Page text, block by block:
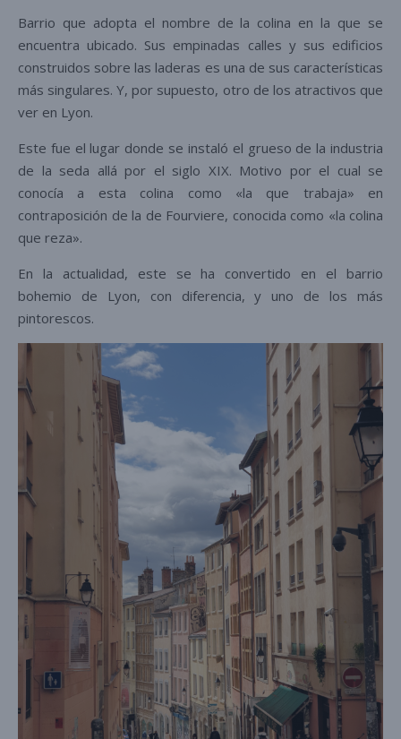
Barrio que adopta el nombre de la colina en la que se
encuentra ubicado. Sus empinadas calles y sus edificios
construidos sobre las laderas es una de sus características
más singulares. Y, por supuesto, otro de los atractivos que
ver en Lyon.
Este fue el lugar donde se instaló el grueso de la industria
de la seda allá por el siglo XIX. Motivo por el cual se
conocía a esta colina como «la que trabaja» en
contraposición de la de Fourviere, conocida como «la colina
que reza».
En la actualidad, este se ha convertido en el barrio
bohemio de Lyon, con diferencia, y uno de los más
pintorescos.